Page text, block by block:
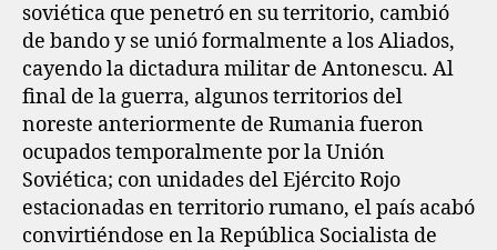
soviética que penetró en su territorio, cambió
de bando y se unió formalmente a los Aliados,
cayendo la dictadura militar de Antonescu. Al
final de la guerra, algunos territorios del
noreste anteriormente de Rumania fueron
ocupados temporalmente por la Unión
Soviética; con unidades del Ejército Rojo
estacionadas en territorio rumano, el país acabó
convirtiéndose en la República Socialista de